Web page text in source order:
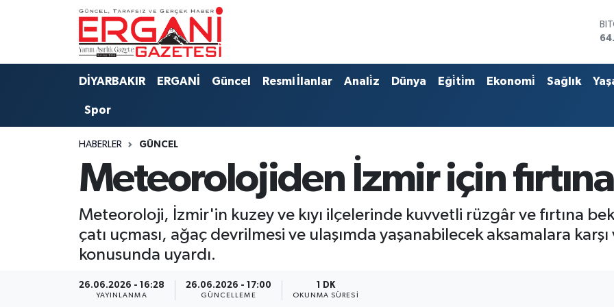
DİYARBAKIR ERGANİ Güncel Resmi İlanlar Anali̇z Dünya Eği̇ti̇m Ekonomi̇ Sağlık
Spor
HABERLER GÜNCEL
Meteorolojiden İzmir için fırtına
Meteoroloji, İzmir'in kuzey ve kıyı ilçelerinde kuvvetli rüzgâr ve fırtına
çatı uçması, ağaç devrilmesi ve ulaşımda yaşanabilecek aksamalara
konusunda uyardı.
26.06.2026 - 16:28
YAYINLANMA
26.06.2026 - 17:00
GÜNCELLEME
1 DK
OKUNMA SÜRESI
DİYARBAKIR
BAĞLAR
ERGANİ
Resmi İlanlar
Ergani Nöbetçi Eczaneler
Ergani Hava Durumu
Tüm Manşetler
Son Dakika Haberleri
Haber Arşivi